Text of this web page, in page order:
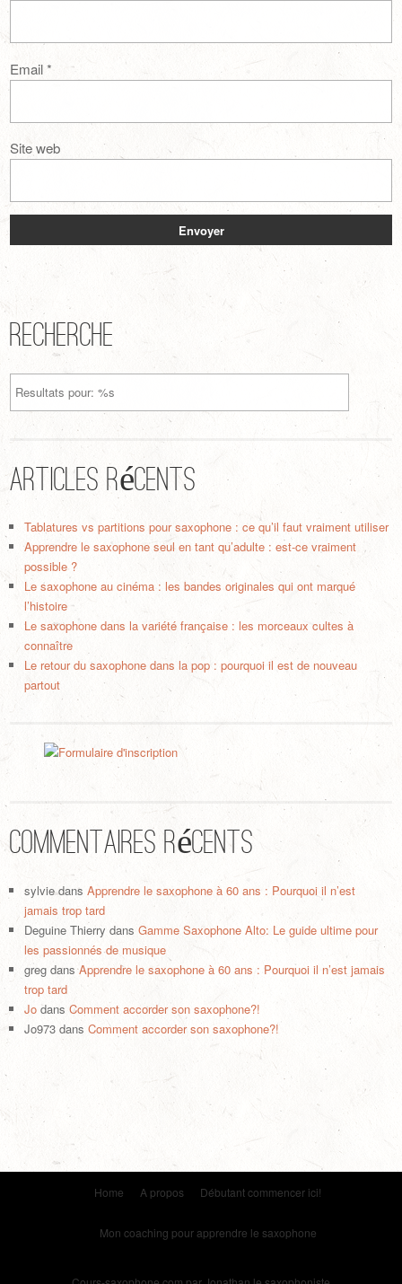
Email*
Site web
Recherche
Articles récents
Tablatures vs partitions pour saxophone : ce qu’il faut vraiment utiliser
Apprendre le saxophone seul en tant qu’adulte : est-ce vraiment
possible ?
Le saxophone au cinéma : les bandes originales qui ont marqué
l’histoire
Le saxophone dans la variété française : les morceaux cultes à
connaître
Le retour du saxophone dans la pop : pourquoi il est de nouveau
partout
Commentaires récents
sylviedans Apprendre le saxophone à 60 ans : Pourquoi il n’est
jamais trop tard
Deguine Thierry dans Gamme Saxophone Alto: Le guide ultime pour
les passionnés de musique
gregdansApprendre le saxophone à 60 ans : Pourquoi il n’est jamais
trop tard
Jodans Comment accorder son saxophone?!
Jo973dans Comment accorder son saxophone?!
Home A propos Débutant commencer ici!
Mon coaching pour apprendre le saxophone